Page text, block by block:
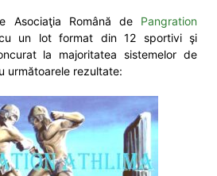
Asociaţia Română de Pangration
un lot format din 12 sportivi şi
la majoritatea sistemelor de
următoarele rezultate: